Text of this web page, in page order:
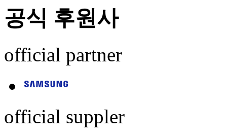
공식 후원사
official partner
official suppler